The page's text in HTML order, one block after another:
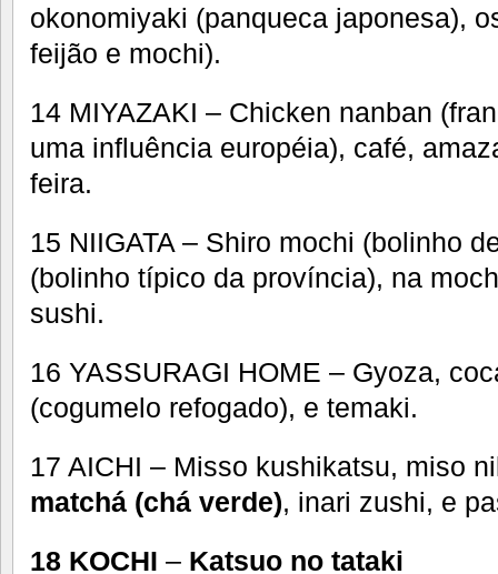
okonomiyaki (panqueca japonesa),
feijão e mochi).
14 MIYAZAKI – Chicken nanban
uma influência européia), café,
feira.
15 NIIGATA – Shiro mochi (bolinho
(bolinho típico da província), na
sushi.
16 YASSURAGI HOME – Gyoza,
(cogumelo refogado), e temaki.
17 AICHI – Misso kushikatsu, miso
matchá (chá verde), inari zushi, e
18 KOCHI – Katsuo no tataki